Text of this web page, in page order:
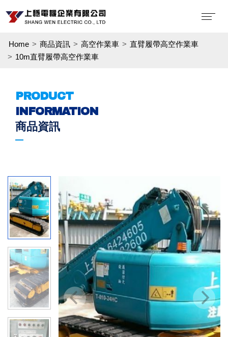
Home 商品資訊 高空作業車
直臂履帶高空作業車
10m直臂履帶高空作業車
PRODUCT
INFORMATION
商品資訊